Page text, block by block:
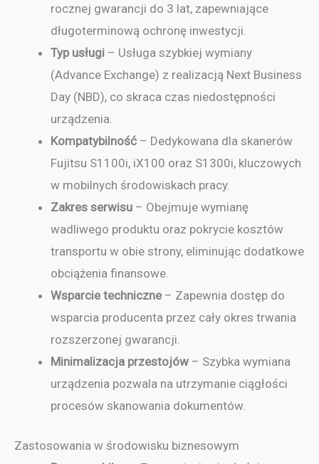
rocznej gwarancji do 3 lat, zapewniające
długoterminową ochronę inwestycji.
Typ usługi – Usługa szybkiej wymiany
(Advance Exchange) z realizacją Next Business
Day (NBD), co skraca czas niedostępności
urządzenia.
Kompatybilność – Dedykowana dla skanerów
Fujitsu S1100i, iX100 oraz S1300i, kluczowych
w mobilnych środowiskach pracy.
Zakres serwisu – Obejmuje wymianę
wadliwego produktu oraz pokrycie kosztów
transportu w obie strony, eliminując dodatkowe
obciążenia finansowe.
Wsparcie techniczne– Zapewnia dostęp do
wsparcia producenta przez cały okres trwania
rozszerzonej gwarancji.
Minimalizacja przestojów – Szybka wymiana
urządzenia pozwala na utrzymanie ciągłości
procesów skanowania dokumentów.
Zastosowania w środowisku biznesowym